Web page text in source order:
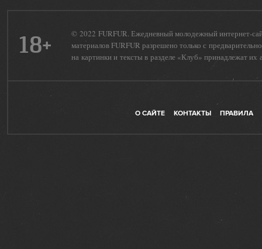
18+
© 2022 FURFUR. Ежедневный молодежный интернет-
материалов FURFUR разрешено только с
на картинки и тексты в разделе «Клуб» принадлежат их
О САЙТЕ КОНТАКТЫ ПРАВИЛА